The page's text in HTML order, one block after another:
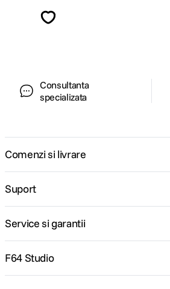
Consultanta
specializata
Comenzi si livrare
Suport
Service si garantii
F64 Studio